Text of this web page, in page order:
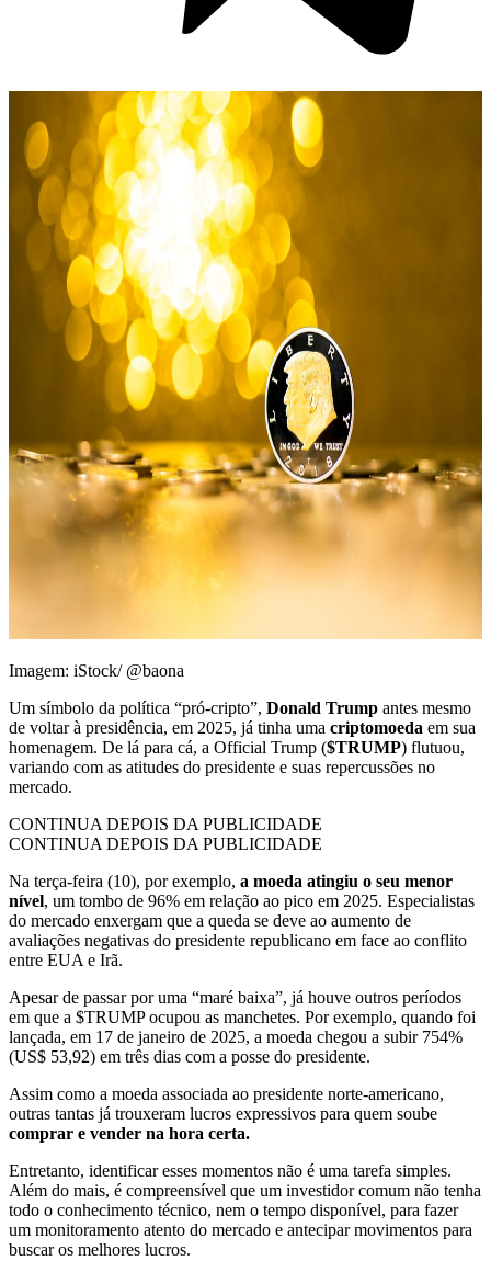
Imagem: iStock/ @baona
Um símbolo da política “pró-cripto”, Donald Trump antes mesmo
de voltar à presidência, em 2025, já tinha uma criptomoeda em sua
homenagem. De lá para cá, a Official Trump ($TRUMP) flutuou,
variando com as atitudes do presidente e suas repercussões no
mercado.
CONTINUA DEPOIS DA PUBLICIDADE
CONTINUA DEPOIS DA PUBLICIDADE
Na terça-feira (10), por exemplo, a moeda atingiu o seu menor
nível, um tombo de 96% em relação ao pico em 2025. Especialistas
do mercado enxergam que a queda se deve ao aumento de
avaliações negativas do presidente republicano em face ao conflito
entre EUA e Irã.
Apesar de passar por uma “maré baixa”, já houve outros períodos
em que a $TRUMP ocupou as manchetes. Por exemplo, quando foi
lançada, em 17 de janeiro de 2025, a moeda chegou a subir 754%
(US$ 53,92) em três dias com a posse do presidente.
Assim como a moeda associada ao presidente norte-americano,
outras tantas já trouxeram lucros expressivos para quem soube
comprar e vender na hora certa.
Entretanto, identificar esses momentos não é uma tarefa simples.
Além do mais, é compreensível que um investidor comum não tenha
todo o conhecimento técnico, nem o tempo disponível, para fazer
um monitoramento atento do mercado e antecipar movimentos para
buscar os melhores lucros.